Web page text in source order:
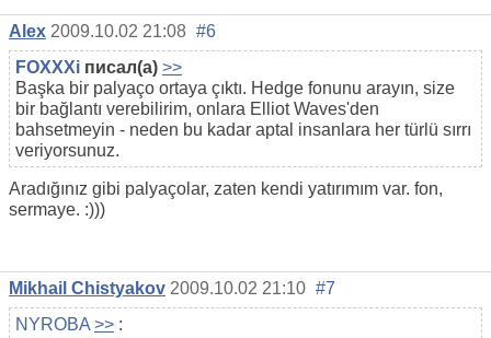
Alex 2009.10.02 21:08 #6
FOXXXi писал(а) >>
Başka bir palyaço ortaya çıktı. Hedge fonunu arayın, size
bir bağlantı verebilirim, onlara Elliot Waves'den
bahsetmeyin - neden bu kadar aptal insanlara her türlü sırrı
veriyorsunuz.
Aradığınız gibi palyaçolar, zaten kendi yatırımım var. fon,
sermaye. :)))
Mikhail Chistyakov 2009.10.02 21:10 #7
NYROBA >> :